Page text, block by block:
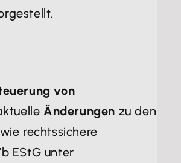
von
Änderungen zu den
rechtssichere
EStG unter